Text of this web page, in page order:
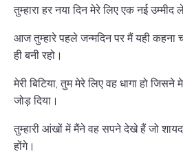
तुम्हारा हर नया दिन मेरे लिए एक नई
आज तुम्हारे पहले जन्मदिन पर मैं यही कहना
ही बनी रहो।
मेरी बिटिया, तुम मेरे लिए वह धागा हो
जोड़ दिया।
तुम्हारी आंखों में मैंने वह सपने देखे हैं जो शायद
होंगे।